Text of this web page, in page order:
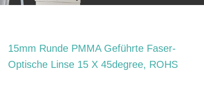
15mm Runde PMMA Geführte Faser-
Optische Linse 15 X 45degree, ROHS